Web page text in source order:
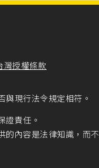
灣授權條款
與現行法令規定相符。
證責任。
的內容是法律知識，而不